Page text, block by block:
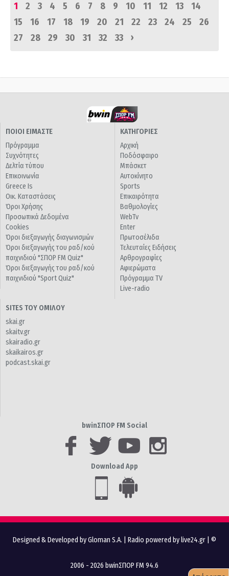
1
2 3 4 5 6 7 8 9 10 11 12 13
14
15
16 17 18 19 20 21 22 23 24 25
26
27
28 29 30 31 32 33 ›
ΠΟΙΟΙ ΕΙΜΑΣΤΕ
Πρόγραμμα
Συχνότητες
Δελτία τύπου
Επικοινωνία
Greece Is
Οικ. Καταστάσεις
Όροι Χρήσης
Προσωπικά Δεδομένα
Cookies
Όροι διεξαγωγής διαγωνισμών
Όροι διεξαγωγής του ραδ/κού
παιχνιδιού "ΣΠΟΡ FM Quiz"
Όροι διεξαγωγής του ραδ/κού
παιχνιδιού "Sport Quiz"
ΚΑΤΗΓΟΡΙΕΣ
Αρχική
Ποδόσφαιρο
Μπάσκετ
Αυτοκίνητο
Sports
Επικαιρότητα
Βαθμολογίες
WebTv
Enter
Πρωτοσέλιδα
Τελευταίες Ειδήσεις
Αρθρογραφίες
Αφιερώματα
Πρόγραμμα TV
Live-radio
SITES ΤΟΥ ΟΜΙΛΟΥ
skai.gr
skaitv.gr
skairadio.gr
skaikairos.gr
podcast.skai.gr
bwinΣΠΟΡ FM Social
Download App
Designed & Developed by Gloman S.A. Radio powered by live24.gr | ©
2006 - 2026 bwinΣΠΟΡ FM 94.6